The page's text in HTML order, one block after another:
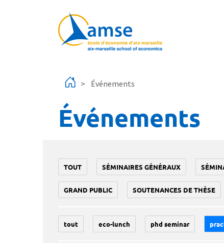
Événements
Événements
TOUT SÉMINAIRES GÉNÉRAUX
GRAND PUBLIC SOUTENANCES DE THÈSE
tout eco-lunch phd seminar